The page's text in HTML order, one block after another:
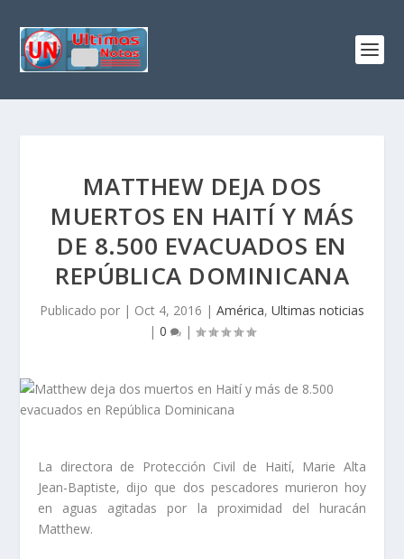
MATTHEW DEJA DOS
MUERTOS EN HAITÍ Y MÁS
DE 8.500 EVACUADOS EN
REPÚBLICA DOMINICANA
Publicado por | Oct 4, 2016 | América, Ultimas noticias
| 0 |
La directora de Protección Civil de Haití, Marie Alta
Jean-Baptiste, dijo que dos pescadores murieron hoy
en aguas agitadas por la proximidad del huracán
Matthew.